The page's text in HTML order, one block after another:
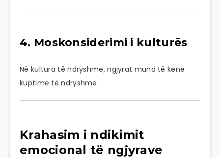
4. Moskonsiderimi i kulturës
Në kultura të ndryshme, ngjyrat mund të kenë
kuptime të ndryshme.
Krahasim i ndikimit
emocional të ngjyrave